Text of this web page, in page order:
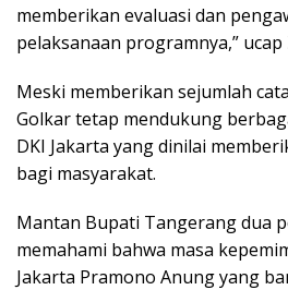
memberikan evaluasi dan
pelaksanaan programnya,” ucap
Meski memberikan sejumlah
Golkar tetap mendukung
DKI Jakarta yang dinilai
bagi masyarakat.
Mantan Bupati Tangerang dua
memahami bahwa masa
Jakarta Pramono Anung yang